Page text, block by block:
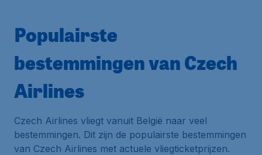
Populairste
bestemmingen van Czech
Airlines
Czech Airlines vliegt vanuit België naar veel
bestemmingen. Dit zijn de populairste bestemmingen
van Czech Airlines met actuele vliegticketprijzen.